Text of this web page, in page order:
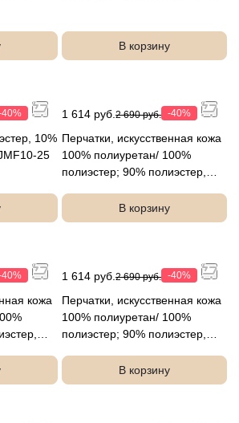
В корзину
40%
10%
25
1 614 руб. 2 690 руб. -40%
Перчатки, искусственная кожа
100% полиуретан/ 100%
полиэстер; 90% полиэстер,
В корзину
40%
кожа
1 614 руб. 2 690 руб. -40%
Перчатки, искусственная кожа
100% полиуретан/ 100%
полиэстер; 90% полиэстер,
В корзину